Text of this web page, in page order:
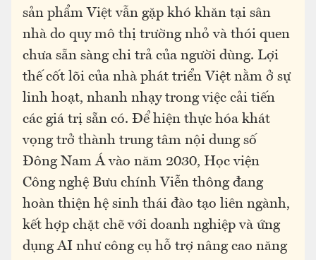
sản phẩm Việt vẫn gặp khó khăn tại sân
nhà do quy mô thị trường nhỏ và thói quen
chưa sẵn sàng chi trả của người dùng. Lợi
thế cốt lõi của nhà phát triển Việt nằm ở sự
linh hoạt, nhanh nhạy trong việc cải tiến
các giá trị sẵn có. Để hiện thực hóa khát
vọng trở thành trung tâm nội dung số
Đông Nam Á vào năm 2030, Học viện
Công nghệ Bưu chính Viễn thông đang
hoàn thiện hệ sinh thái đào tạo liên ngành,
kết hợp chặt chẽ với doanh nghiệp và ứng
dụng AI như công cụ hỗ trợ nâng cao năng